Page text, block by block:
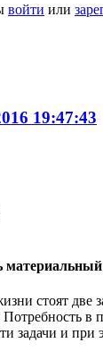
войти или
19:47:43
стоят две
Потребность
задачи и при